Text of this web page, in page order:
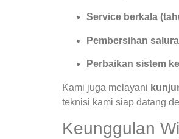
Service berkala
Pembersihan
Perbaikan sistem
Kami juga melayani
teknisi kami siap datang
Keunggulan